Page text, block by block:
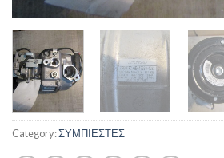
Category:ΣΥΜΠΙΕΣΤΕΣ